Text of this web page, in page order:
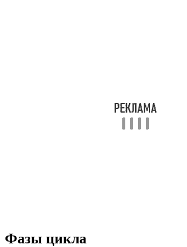
Фазы цикла